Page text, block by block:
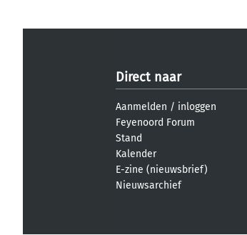
Direct naar
Aanmelden / inloggen
Feyenoord Forum
Stand
Kalender
E-zine (nieuwsbrief)
Nieuwsarchief